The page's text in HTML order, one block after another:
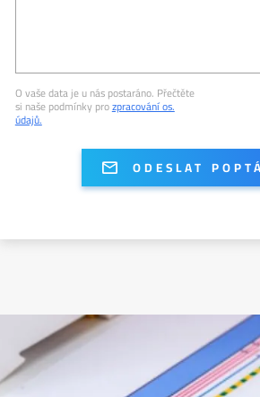
O vaše data je u nás postaráno. Přečtěte
si naše podmínky prozpracování os.
údajů.